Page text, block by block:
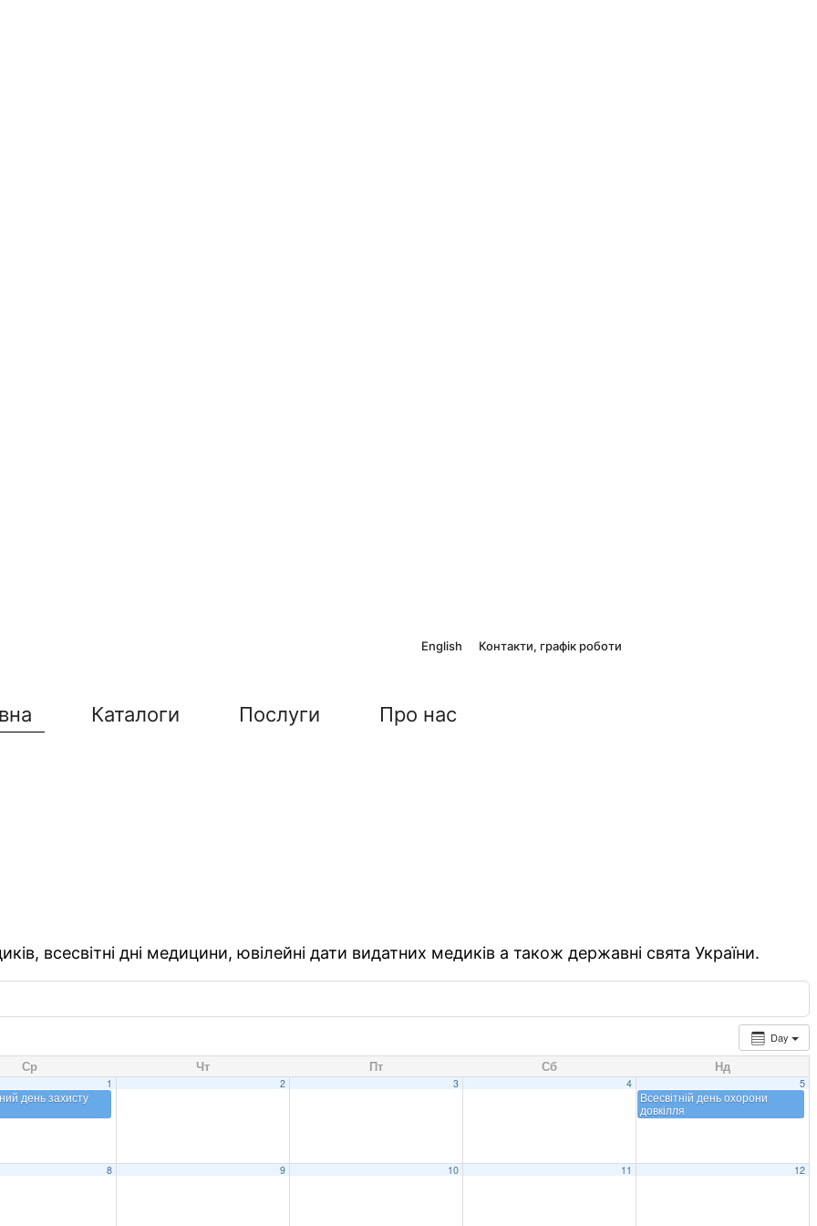
English Контакти, графік роботи
Каталоги Послуги Про нас
всесвітні дні медицини, ювілейні дати видатних медиків а також державні свята України.
Day
Ср Чт Пт Сб Нд
1
день захисту
2 3 4 5
Всесвітній день охорони
довкілля
8 9 10 11 12